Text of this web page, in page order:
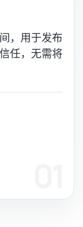
，用于发布
任，无需将